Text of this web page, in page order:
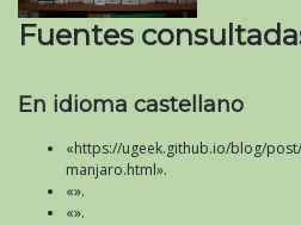
Fuentes
En idioma castellano
«https://ugeek.github.io/blog/
manjaro.html».
«».
«».